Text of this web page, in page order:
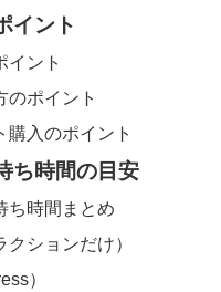
イント
イント
のポイント
購入のポイント
ち時間の目安
ち時間まとめ
ションだけ）
）